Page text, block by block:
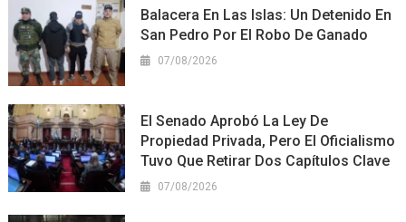
Balacera En Las Islas: Un Detenido En
San Pedro Por El Robo De Ganado
07/08/2026
El Senado Aprobó La Ley De
Propiedad Privada, Pero El Oficialismo
Tuvo Que Retirar Dos Capítulos Clave
07/08/2026